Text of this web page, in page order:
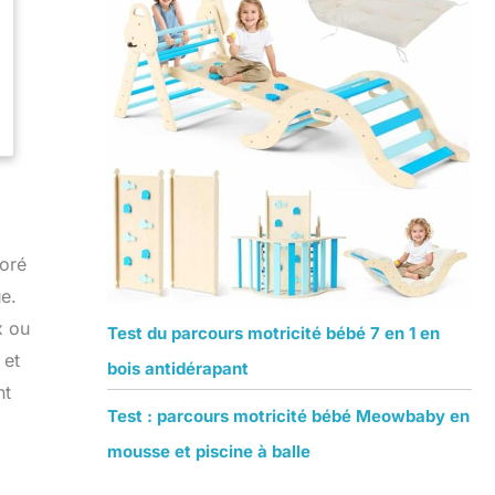
ou
et
Test du parcours motricité bébé 7 en 1 en
bois antidérapant
Test : parcours motricité bébé Meowbaby en
mousse et piscine à balle